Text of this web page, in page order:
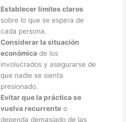
Establecer límites claros
sobre lo que se espera de
cada persona.
Considerar la situación
económica de los
involucrados y asegurarse de
que nadie se sienta
presionado.
Evitar que la práctica se
vuelva recurrente o
dependa demasiado de las